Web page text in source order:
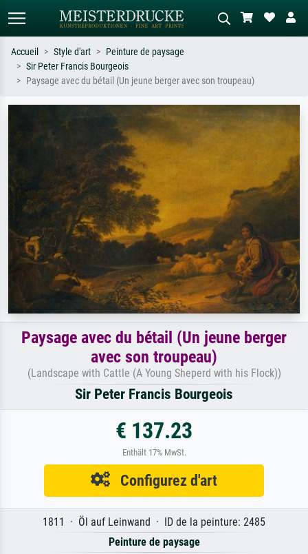
Recherche standard Recherche d'images IA
ex. Monet, Nuit étoilée,
impressionnisme, vague de Hokusai,
abstrait avec beaucoup de rouge,
tableau sombre, nu debout près d'un
Accueil Style d'art
Peinture de paysage
Sir Peter Francis Bourgeois
Paysage avec du bétail (Un jeune berger avec son troupeau)
Paysage avec du bétail (Un jeune berger
avec son troupeau)
(Landscape with Cattle (A Young Sheperd with his Flock))
Sir Peter Francis Bourgeois
€ 137.23
Enthält 17% MwSt.
Configurez d'art
1811 · Öl auf Leinwand · ID de la peinture: 2485
Peinture de paysage